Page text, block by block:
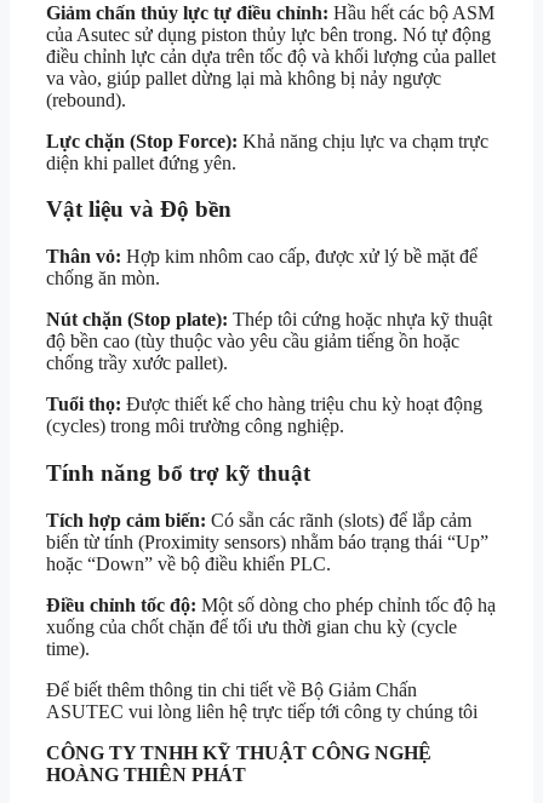
Giảm chấn thủy lực tự điều chỉnh: Hầu hết các bộ ASM
của Asutec sử dụng piston thủy lực bên trong. Nó tự động
điều chỉnh lực cản dựa trên tốc độ và khối lượng của pallet
va vào, giúp pallet dừng lại mà không bị nảy ngược
(rebound).
Lực chặn (Stop Force): Khả năng chịu lực va chạm trực
diện khi pallet đứng yên.
Vật liệu và Độ bền
Thân vỏ: Hợp kim nhôm cao cấp, được xử lý bề mặt để
chống ăn mòn.
Nút chặn (Stop plate): Thép tôi cứng hoặc nhựa kỹ thuật
độ bền cao (tùy thuộc vào yêu cầu giảm tiếng ồn hoặc
chống trầy xước pallet).
Tuổi thọ: Được thiết kế cho hàng triệu chu kỳ hoạt động
(cycles) trong môi trường công nghiệp.
Tính năng bổ trợ kỹ thuật
Tích hợp cảm biến: Có sẵn các rãnh (slots) để lắp cảm
biến từ tính (Proximity sensors) nhằm báo trạng thái “Up”
hoặc “Down” về bộ điều khiển PLC.
Điều chỉnh tốc độ: Một số dòng cho phép chỉnh tốc độ hạ
xuống của chốt chặn để tối ưu thời gian chu kỳ (cycle
time).
Để biết thêm thông tin chi tiết về Bộ Giảm Chấn
ASUTEC vui lòng liên hệ trực tiếp tới công ty chúng tôi
CÔNG TY TNHH KỸ THUẬT CÔNG NGHỆ
HOÀNG THIÊN PHÁT